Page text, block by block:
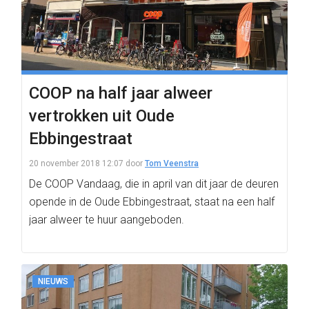
COOP na half jaar alweer
vertrokken uit Oude
Ebbingestraat
20 november 2018 12:07 door Tom Veenstra
De COOP Vandaag, die in april van dit jaar de deuren
opende in de Oude Ebbingestraat, staat na een half
jaar alweer te huur aangeboden.
NIEUWS